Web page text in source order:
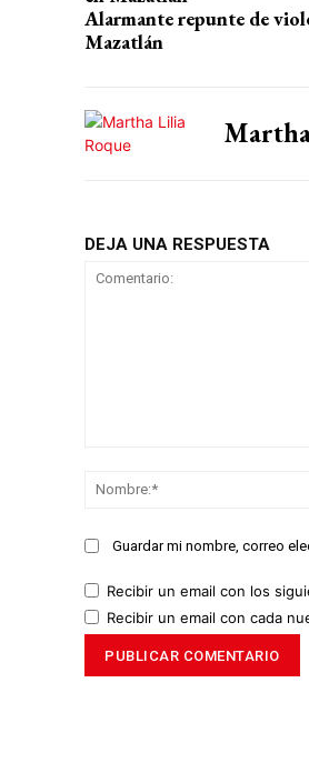
Alarmante repunte de
Mazatlán
DEJA UNA RESPUESTA
Guardar mi nombre, correo
Recibir un email con los
Recibir un email con cada